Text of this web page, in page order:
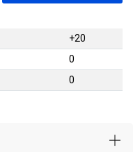
+20
0
0